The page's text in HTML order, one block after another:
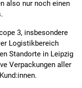
also nur noch einen
3, insbesondere
Logistikbereich
Standorte in Leipzig
Verpackungen aller